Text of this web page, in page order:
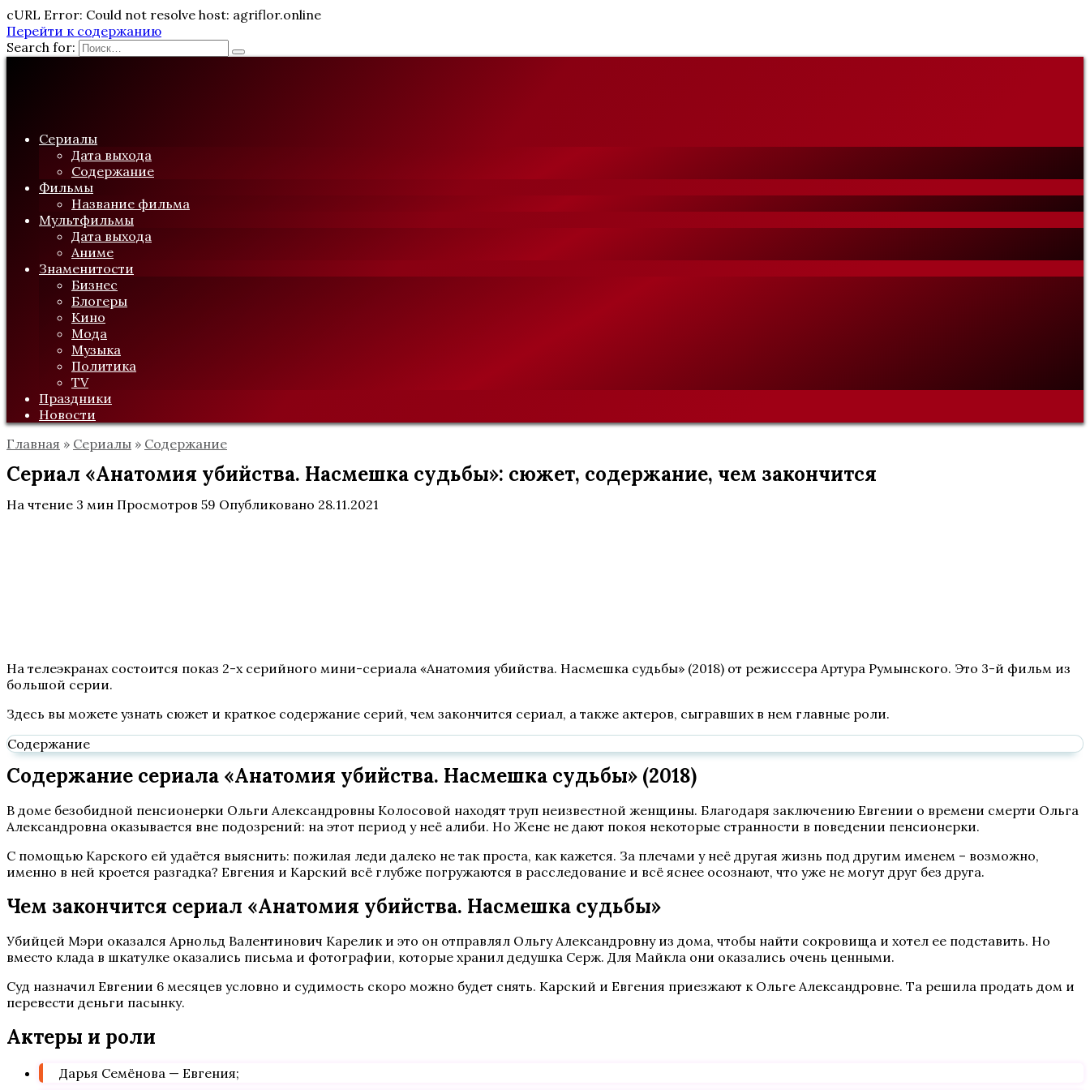
cURL Error: Could not resolve host: agriflor.online
Перейти к содержанию
Search for:
Сериалы
Дата выхода
Содержание
Фильмы
Название фильма
Мультфильмы
Дата выхода
Аниме
Знаменитости
Бизнес
Блогеры
Кино
Мода
Музыка
Политика
TV
Праздники
Новости
Главная » Сериалы » Содержание
Сериал «Анатомия убийства. Насмешка судьбы»: сюжет, содержание, чем закончится
На чтение 3 мин Просмотров 59 Опубликовано 28.11.2021
На телеэкранах состоится показ 2-х серийного мини-сериала «Анатомия убийства. Насмешка судьбы» (2018) от режиссера Артура Румынского. Это 3-й фильм из
большой серии.
Здесь вы можете узнать сюжет и краткое содержание серий, чем закончится сериал, а также актеров, сыгравших в нем главные роли.
Содержание
Содержание сериала «Анатомия убийства. Насмешка судьбы» (2018)
В доме безобидной пенсионерки Ольги Александровны Колосовой находят труп неизвестной женщины. Благодаря заключению Евгении о времени смерти Ольга
Александровна оказывается вне подозрений: на этот период у неё алиби. Но Жене не дают покоя некоторые странности в поведении пенсионерки.
С помощью Карского ей удаётся выяснить: пожилая леди далеко не так проста, как кажется. За плечами у неё другая жизнь под другим именем – возможно,
именно в ней кроется разгадка? Евгения и Карский всё глубже погружаются в расследование и всё яснее осознают, что уже не могут друг без друга.
Чем закончится сериал «Анатомия убийства. Насмешка судьбы»
Убийцей Мэри оказался Арнольд Валентинович Карелик и это он отправлял Ольгу Александровну из дома, чтобы найти сокровища и хотел ее подставить. Но
вместо клада в шкатулке оказались письма и фотографии, которые хранил дедушка Серж. Для Майкла они оказались очень ценными.
Суд назначил Евгении 6 месяцев условно и судимость скоро можно будет снять. Карский и Евгения приезжают к Ольге Александровне. Та решила продать дом и
перевести деньги пасынку.
Актеры и роли
Дарья Семёнова — Евгения;